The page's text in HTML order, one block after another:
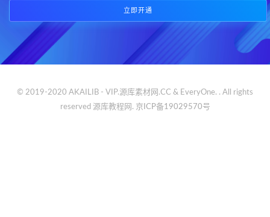
立即开通
© 2019-2020 AKAILIB - VIP.源库素材网.CC & EveryOne. . All rights
reserved 源库教程网. 京ICP备19029570号